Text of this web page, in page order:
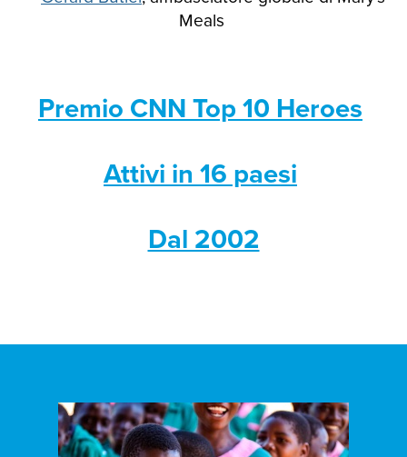
Meals
Premio CNN Top 10 Heroes
Attivi in 16 paesi
Dal 2002